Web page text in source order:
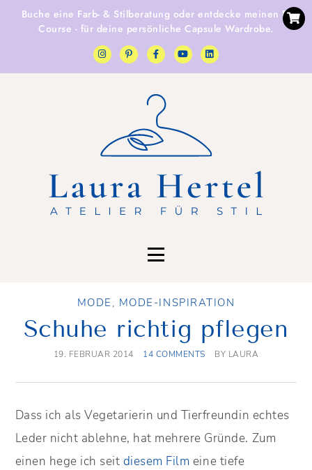
Buche eine Farb- & Stilberatung oder entdecke meinen E-
Course - für deine persönliche Capsule Wardrobe.
MODE , MODE-INSPIRATION
Schuhe richtig pflegen
19. FEBRUAR 2014 14 COMMENTS BY LAURA
Dass ich als Vegetarierin und Tierfreundin echtes
Leder nicht ablehne, hat mehrere Gründe. Zum
einen hege ich seit diesem Film eine tiefe